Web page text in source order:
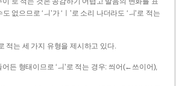
없으므로 ‘ㅢ’가 ‘ㅣ’로 소리 나더라도 ‘ㅢ’로 적는
적는 세 가지 유형을 제시하고 있다.
어든 형태이므로 ‘ㅢ’로 적는 경우: 씌어(←쓰이어),